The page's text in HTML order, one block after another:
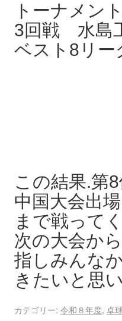
トーナメ
3回戦 水島
ベスト8リー
水島
水島
水島
水島
水島
この結果.第
中国大会出
まで戦って
次の大会か
指しみんな
きたいと思
カテゴリー: 令和８年度, 卓